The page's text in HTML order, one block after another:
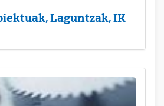
Laguntzak, IK